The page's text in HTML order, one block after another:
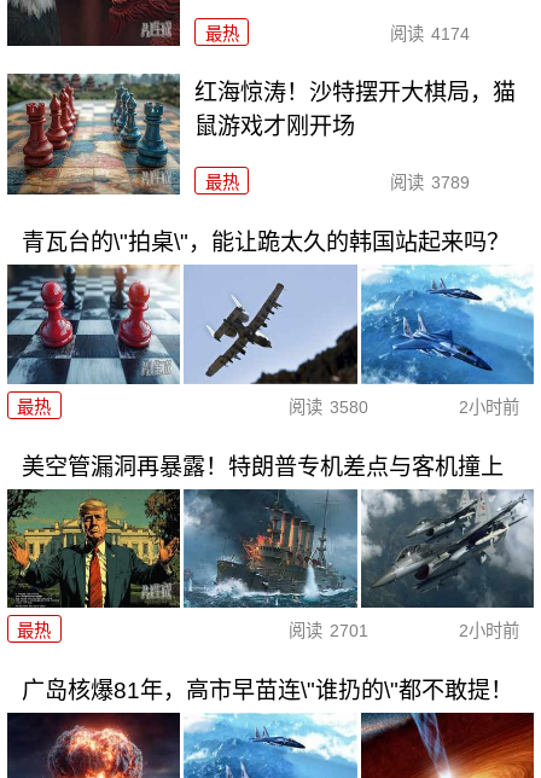
最热 阅读 4174
红海惊涛！沙特摆开大棋局，猫
鼠游戏才刚开场
最热 阅读 3789
青瓦台的\"拍桌\"，能让跪太久的韩国站起来吗？
最热 阅读 3580 2小时前
美空管漏洞再暴露！特朗普专机差点与客机撞上
最热 阅读 2701 2小时前
广岛核爆81年，高市早苗连\"谁扔的\"都不敢提！